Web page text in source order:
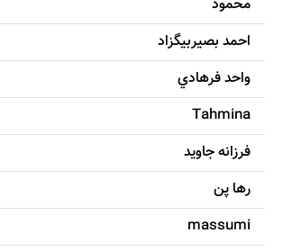
محمود
احمد بصيربيگزاد
واحد فرهادي
Tahmina
فرزانه جاويد
رها پن
massumi